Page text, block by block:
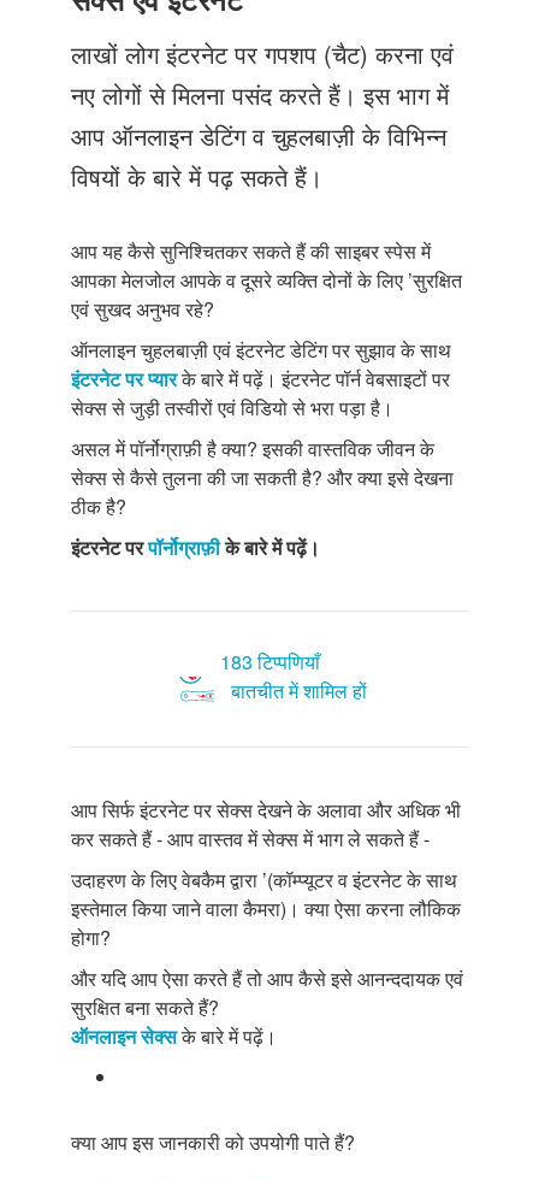
Just Poocho
संपर्क करें
लाखों लोग इंटरनेट पर गपशप (चैट) करना एवं
नए लोगों से मिलना पसंद करते हैं। इस भाग में
आप ऑनलाइन डेटिंग व चुहलबाज़ी के विभिन्न
विषयों के बारे में पढ़ सकते हैं।
आप यह कैसे सुनिश्चितकर सकते हैं की साइबर स्पेस में
आपका मेलजोल आपके व दूसरे व्यक्ति दोनों के लिए ’सुरक्षित
एवं सुखद अनुभव रहे?
ऑनलाइन चुहलबाज़ी एवं इंटरनेट डेटिंग पर सुझाव के साथ
इंटरनेट पर प्यारके बारे में पढ़ें। इंटरनेट पॉर्न वेबसाइटों पर
सेक्स से जुड़ी तस्वीरों एवं विडियो से भरा पड़ा है।
असल में पॉर्नोग्राफ़ी है क्या? इसकी वास्तविक जीवन के
सेक्स से कैसे तुलना की जा सकती है? और क्या इसे देखना
ठीक है?
इंटरनेट परपॉर्नोग्राफ़ीके बारे में पढ़ें।
183 टिप्पणियाँ
बातचीत में शामिल हों
आप सिर्फ इंटरनेट पर सेक्स देखने के अलावा और अधिक भी
कर सकते हैं - आप वास्तव में सेक्स में भाग ले सकते हैं -
उदाहरण के लिए वेबकैम द्वारा ’(कॉम्प्यूटर व इंटरनेट के साथ
इस्तेमाल किया जाने वाला कैमरा)। क्या ऐसा करना लौकिक
होगा?
और यदि आप ऐसा करते हैं तो आप कैसे इसे आनन्ददायक एवं
सुरक्षित बना सकते हैं?
ऑनलाइन सेक्सके बारे में पढ़ें।
क्या आप इस जानकारी को उपयोगी पाते हैं?